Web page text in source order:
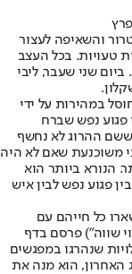
והשאיפה לעצור
טעויות. בכל העצב
שני שעבר, ליבי
במהירות על ידי
פגוע נפש שברח
ששם ההרוג לא נחשף
משוכנעת שאם לא היה
הנורא ביותר הוא
פגוע נפש לבין איש
כל חייהם עם
שווה") פרסם בדף
שנהרגו במפגשים
האחרון, הוא מנה את